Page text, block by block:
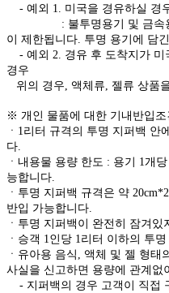
- 예외 1. 미국을 경유하실 경
: 불투명용기 및 금속용기
이 제한됩니다. 투명 용기에 담
- 예외 2. 경유 후 도착지가 미
경우
위의 경우, 액체류, 젤류 상품
※ 개인 물품에 대한 기내반입조
ㆍ1리터 규격의 투명 지퍼백 안
다.
ㆍ내용물 용량 한도 : 용기 1개
능합니다.
ㆍ투명 지퍼백 규격은 약
반입 가능합니다.
ㆍ투명 지퍼백이 완전히 잠겨
ㆍ승객 1인당 1리터 이하의 투
ㆍ유아용 음식, 액체 및 젤 형태
사실을 신고하면 용량에 관계없
- 지퍼백의 경우 고객이 직접